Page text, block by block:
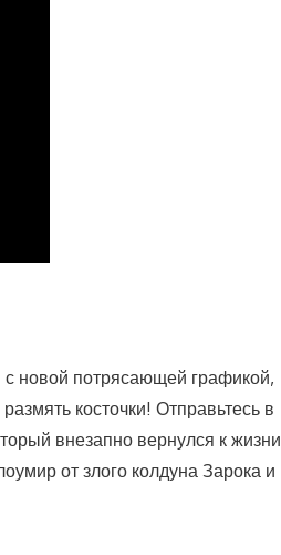
с новой потрясающей графикой,
косточки! Отправьтесь в
внезапно вернулся к
от злого колдуна Зарока и